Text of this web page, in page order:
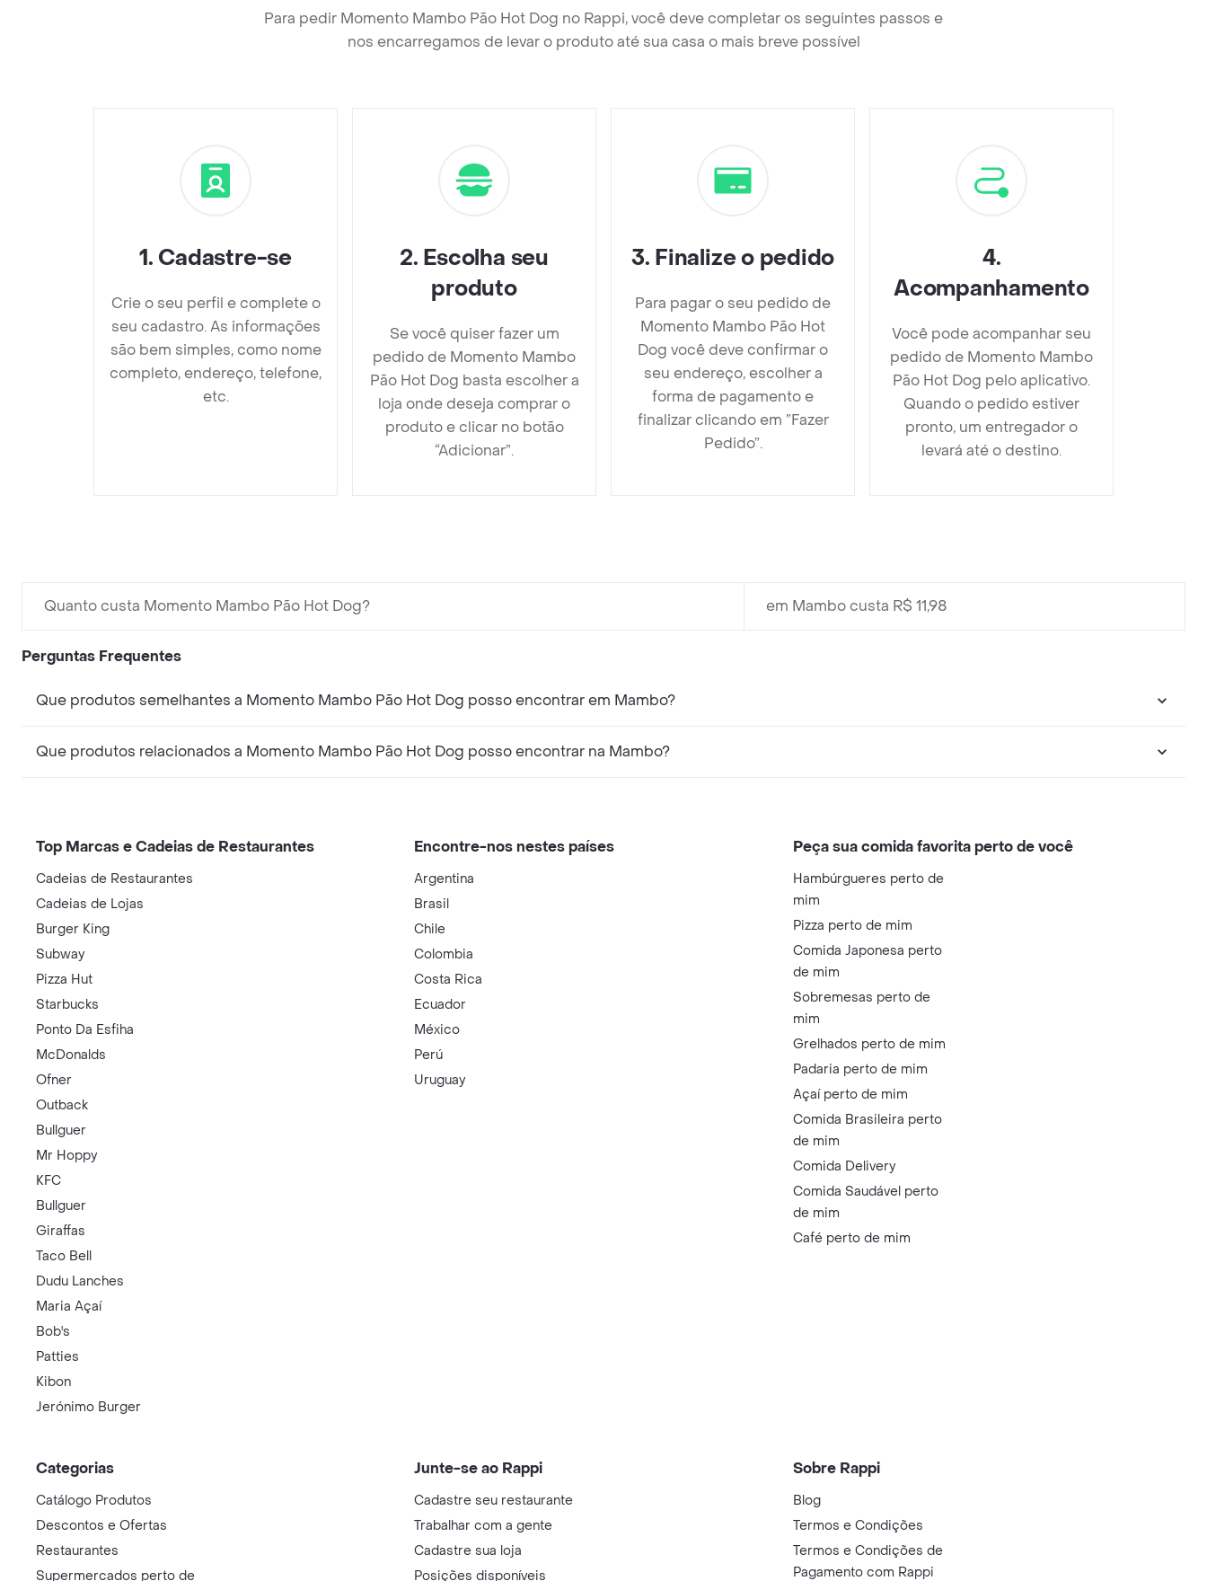
Para pedir Momento Mambo Pão Hot Dog no Rappi, você deve completar os seguintes passos e
nos encarregamos de levar o produto até sua casa o mais breve possível
1. Cadastre-se
Crie o seu perfil e complete o
seu cadastro. As informações
são bem simples, como nome
completo, endereço, telefone,
etc.
2. Escolha seu
produto
Se você quiser fazer um
pedido de Momento Mambo
Pão Hot Dog basta escolher a
loja onde deseja comprar o
produto e clicar no botão
“Adicionar”.
3. Finalize o pedido
Para pagar o seu pedido de
Momento Mambo Pão Hot
Dog você deve confirmar o
seu endereço, escolher a
forma de pagamento e
finalizar clicando em ”Fazer
Pedido”.
4.
Acompanhamento
Você pode acompanhar seu
pedido de Momento Mambo
Pão Hot Dog pelo aplicativo.
Quando o pedido estiver
pronto, um entregador o
levará até o destino.
Quanto custa Momento Mambo Pão Hot Dog? em Mambo custa R$ 11,98
Perguntas Frequentes
Que produtos semelhantes a Momento Mambo Pão Hot Dog posso encontrar em Mambo?
Que produtos relacionados a Momento Mambo Pão Hot Dog posso encontrar na Mambo?
Top Marcas e Cadeias de Restaurantes
Cadeias de Restaurantes
Cadeias de Lojas
Burger King
Subway
Pizza Hut
Starbucks
Ponto Da Esfiha
McDonalds
Ofner
Outback
Bullguer
Mr Hoppy
KFC
Bullguer
Giraffas
Taco Bell
Dudu Lanches
Maria Açaí
Bob's
Patties
Kibon
Jerónimo Burger
Encontre-nos nestes países
Argentina
Brasil
Chile
Colombia
Costa Rica
Ecuador
México
Perú
Uruguay
Peça sua comida favorita perto de você
Hambúrgueres perto de
mim
Pizza perto de mim
Comida Japonesa perto
de mim
Sobremesas perto de
mim
Grelhados perto de mim
Padaria perto de mim
Açaí perto de mim
Comida Brasileira perto
de mim
Comida Delivery
Comida Saudável perto
de mim
Café perto de mim
Categorias
Catálogo Produtos
Descontos e Ofertas
Restaurantes
Supermercados perto de
Junte-se ao Rappi
Cadastre seu restaurante
Trabalhar com a gente
Cadastre sua loja
Posições disponíveis
Sobre Rappi
Blog
Termos e Condições
Termos e Condições de
Pagamento com Rappi